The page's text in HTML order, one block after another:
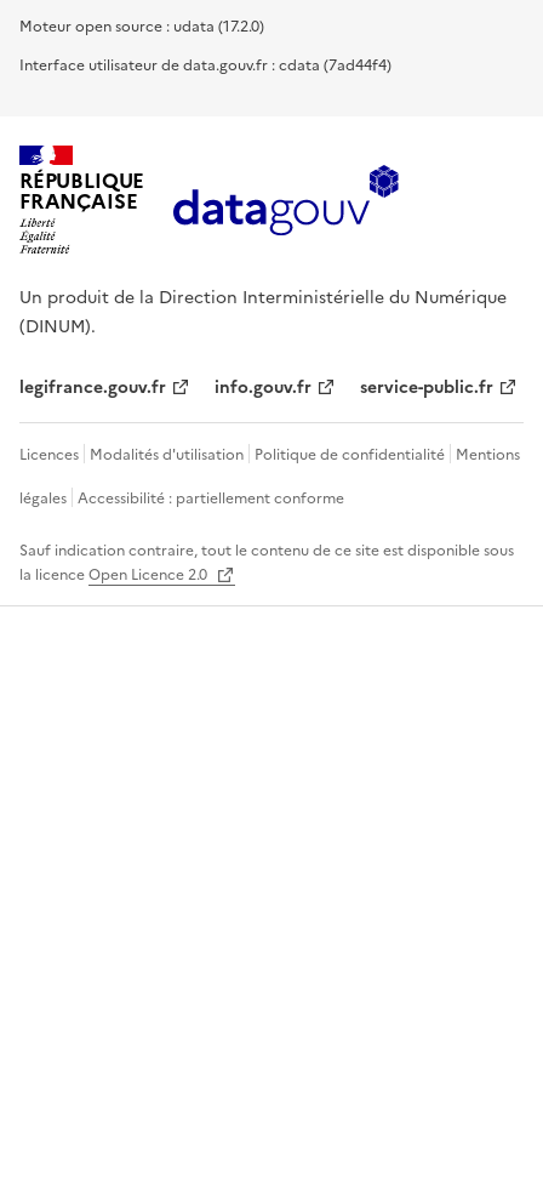
Moteur open source : udata (17.2.0)
Interface utilisateur de data.gouv.fr : cdata (7ad44f4)
RÉPUBLIQUE
FRANÇAISE
Un produit de la Direction Interministérielle du Numérique
(DINUM).
legifrance.gouv.fr info.gouv.fr service-public.fr
Licences Modalités d'utilisation Politique de confidentialité Mentions
légales Accessibilité : partiellement conforme
Sauf indication contraire, tout le contenu de ce site est disponible sous
la licenceOpen Licence 2.0